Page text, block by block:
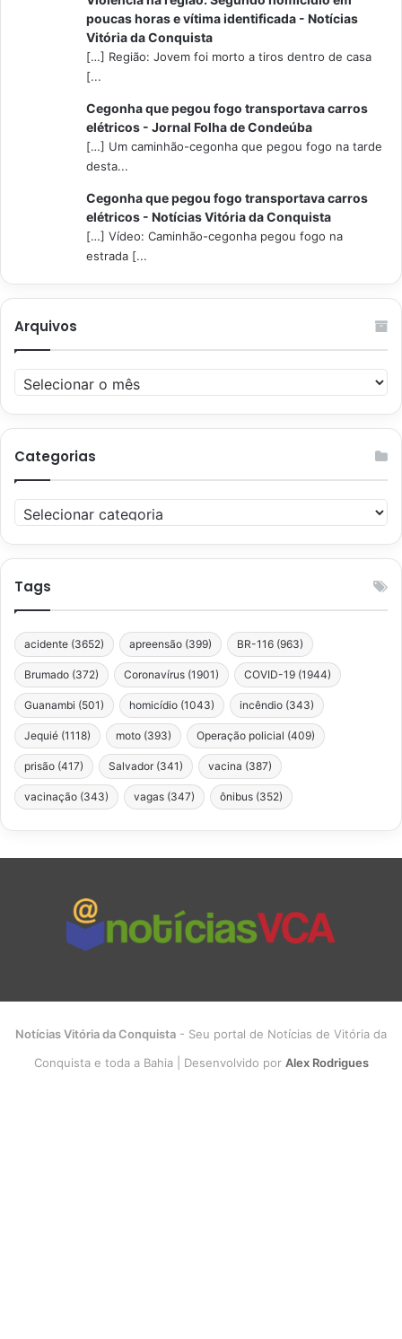
poucas horas e vítima identificada - Notícias
Vitória da Conquista
[…] Região: Jovem foi morto a tiros dentro de casa
[...
Cegonha que pegou fogo transportava carros
elétricos - Jornal Folha de Condeúba
[…] Um caminhão-cegonha que pegou fogo na tarde
desta...
Cegonha que pegou fogo transportava carros
elétricos - Notícias Vitória da Conquista
[…] Vídeo: Caminhão-cegonha pegou fogo na
estrada [...
Arquivos
Arquivos
Categorias
Categorias
Tags
acidente (3652) apreensão (399) BR-116 (963)
Brumado (372) Coronavírus (1901) COVID-19 (1944)
Guanambi (501) homicídio (1043) incêndio (343)
Jequié (1118) moto (393) Operação policial (409)
prisão (417) Salvador (341) vacina (387)
vacinação (343) vagas (347) ônibus (352)
Notícias Vitória da Conquista - Seu portal de Notícias de Vitória da
Conquista e toda a Bahia | Desenvolvido por Alex Rodrigues